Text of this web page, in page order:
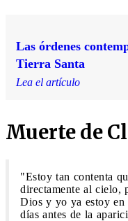
Las órdenes
Tierra Santa
Lea el artículo
Muerte de
"Estoy tan contenta
directamente al cielo,
Dios y yo ya estoy
días antes de la